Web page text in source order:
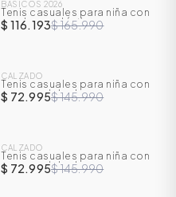
- 30 %
BASICOS 2026
Tenis casuales para niña con
cordones elásticos y correa en
velcro
$ 116.193$ 165.990
- 50 %
CALZADO
Tenis casuales para niña con
correas del velcro
$ 72.995$ 145.990
- 50 %
CALZADO
Tenis casuales para niña con
correas del velcro
$ 72.995$ 145.990